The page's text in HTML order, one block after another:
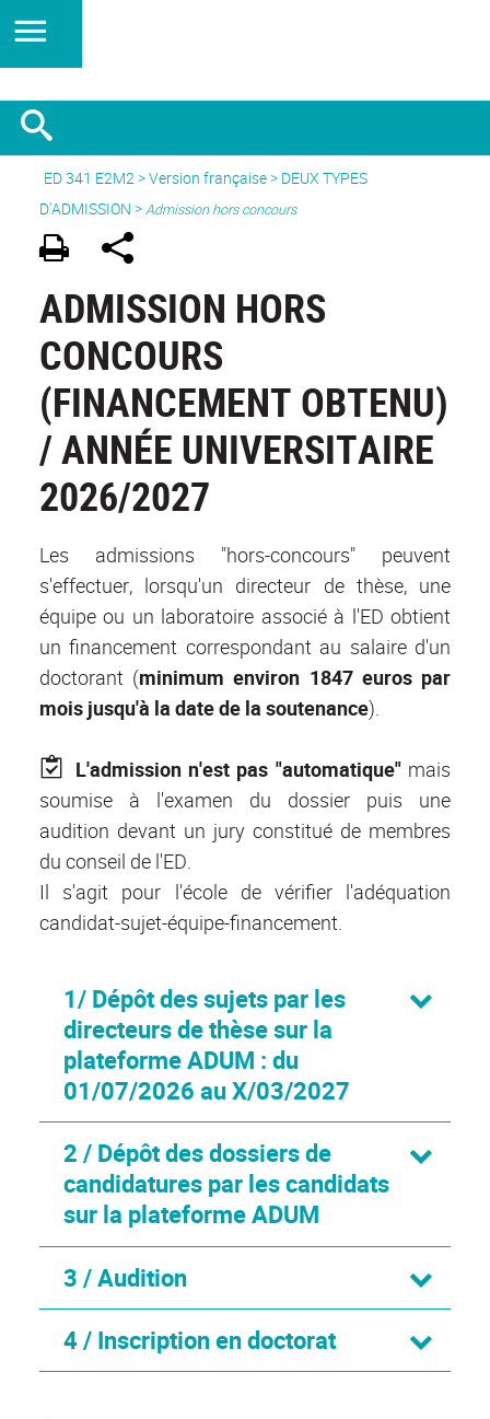
ED 341 E2M2>Version française> DEUX TYPES
D'ADMISSION >Admission hors concours
ADMISSION HORS
CONCOURS
(FINANCEMENT OBTENU)
/ ANNÉE UNIVERSITAIRE
2026/2027
Les admissions "hors-concours" peuvent
s'effectuer, lorsqu'un directeur de thèse, une
équipe ou un laboratoire associé à l'ED obtient
un financement correspondant au salaire d'un
doctorant (minimum environ 1847 euros par
mois jusqu'à la date de la soutenance).
L'admission n'est pas "automatique"mais
soumise à l'examen du dossier puis une
audition devant un jury constitué de membres
du conseil de l'ED.
Il s'agit pour l'école de vérifier l'adéquation
candidat-sujet-équipe-financement.
1/ Dépôt des sujets par les
directeurs de thèse sur la
plateforme ADUM : du
01/07/2026 au X/03/2027
2 / Dépôt des dossiers de
candidatures par les candidats
sur la plateforme ADUM
3 / Audition
4 / Inscription en doctorat